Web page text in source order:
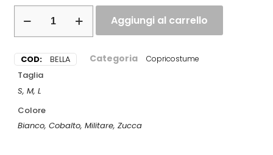
Aggiungi al carrello
COD: BELLA Categoria Copricostume
Taglia
S, M, L
Colore
Bianco, Cobalto, Militare, Zucca